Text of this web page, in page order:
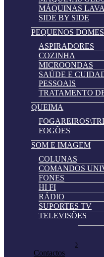
MÁQUINAS
SIDE BY SIDE
PEQUENOS
ASPIRADORES
COZINHA
MICROONDAS
SAÚDE E
PESSOAIS
TRATAMENTO
QUEIMA
FOGÕES
SOM E IMAGEM
COLUNAS
COMANDOS
FONES
HI FI
RÁDIO
SUPORTES TV
TELEVISÕES
Pedir Cotação
Contactos